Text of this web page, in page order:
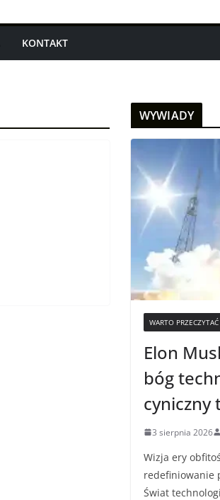
KONTAKT
WYWIADY
WARTO PRZECZYTAĆ
Elon
bóg
cyniczny
3 sierpnia 2026
Wizja ery
redefiniowanie
Świat